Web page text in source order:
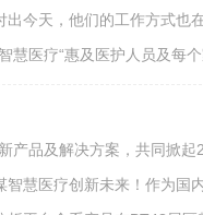
今天，他们的工作方式也
慧医疗“惠及医护人员及每
产品及解决方案，共同掀起
慧医疗创新未来！作为国